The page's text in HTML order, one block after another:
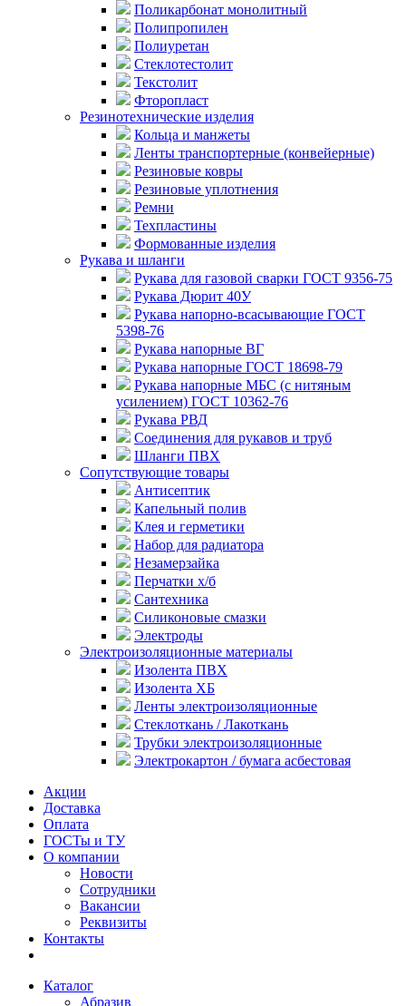
Поликарбонат монолитный
Полипропилен
Полиуретан
Стеклотестолит
Текстолит
Фторопласт
Резинотехнические изделия
Кольца и манжеты
Ленты транспортерные (конвейерные)
Резиновые ковры
Резиновые уплотнения
Ремни
Техпластины
Формованные изделия
Рукава и шланги
Рукава для газовой сварки ГОСТ 9356-75
Рукава Дюрит 40У
Рукава напорно-всасывающие ГОСТ
5398-76
Рукава напорные ВГ
Рукава напорные ГОСТ 18698-79
Рукава напорные МБС (с нитяным
усилением) ГОСТ 10362-76
Рукава РВД
Соединения для рукавов и труб
Шланги ПВХ
Сопутствующие товары
Антисептик
Капельный полив
Клея и герметики
Набор для радиатора
Незамерзайка
Перчатки х/б
Сантехника
Силиконовые смазки
Электроды
Электроизоляционные материалы
Изолента ПВХ
Изолента ХБ
Ленты электроизоляционные
Стеклоткань / Лакоткань
Трубки электроизоляционные
Электрокартон / бумага асбестовая
Акции
Доставка
Оплата
ГОСТы и ТУ
О компании
Новости
Сотрудники
Вакансии
Реквизиты
Контакты
Каталог
Абразив